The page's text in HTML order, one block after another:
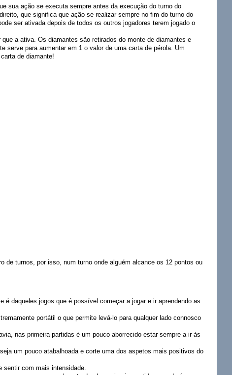
sua ação se executa sempre antes da execução do turno do
que significa que ação se realizar sempre no fim do turno do
ser ativada depois de todos os outros jogadores terem jogado o
a ativa. Os diamantes são retirados do monte de diamantes e
serve para aumentar em 1 o valor de uma carta de pérola. Um
de diamante!
de turnos, por isso, num turno onde alguém alcance os 12 pontos ou
daqueles jogos que é possível começar a jogar e ir aprendendo as
portátil o que permite levá-lo para qualquer lado connosco
nas primeira partidas é um pouco aborrecido estar sempre a ir às
um pouco atabalhoada e corte uma dos aspetos mais positivos do
sentir com mais intensidade.